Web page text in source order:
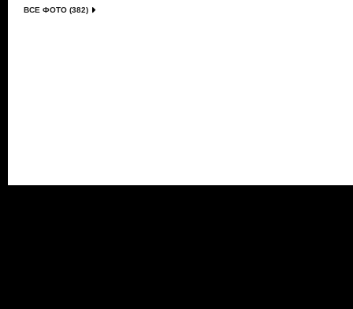
ВСЕ ФОТО (382)